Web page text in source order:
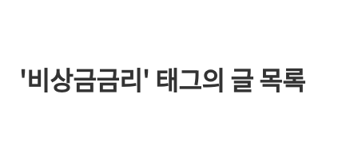
'비상금금리' 태그의 글 목록